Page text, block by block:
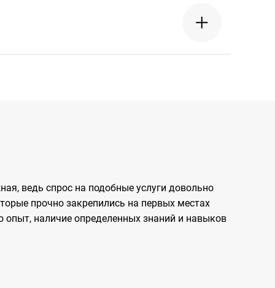
ведь спрос на подобные услуги довольно
прочно закрепились на первых местах
опыт, наличие определенных знаний и навыков